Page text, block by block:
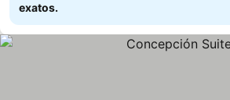
exatos.